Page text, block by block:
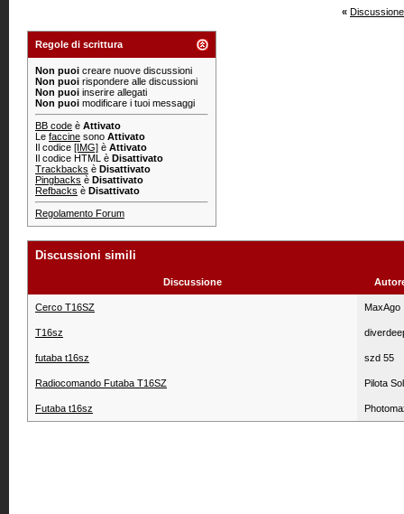
«
Regole di scrittura
Non puoi creare nuove discussioni
Non puoi rispondere alle discussioni
Non puoi inserire allegati
Non puoi modificare i tuoi messaggi
BB code è Attivato
Le faccine sono Attivato
Il codice [IMG] è Attivato
Il codice HTML è Disattivato
Trackbacks è Disattivato
Pingbacks è Disattivato
Refbacks è Disattivato
Regolamento Forum
Discussioni simili
Discussione
Cerco T16SZ MaxAgo
T16sz
futaba t16sz szd 55
Radiocomando Futaba T16SZ Pilota
Futaba t16sz